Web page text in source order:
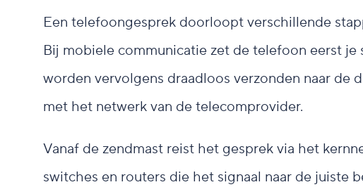
Een telefoongesprek doorloopt verschillende
Bij mobiele communicatie zet de telefoon eerst
worden vervolgens draadloos verzonden naar de
met het netwerk van de telecomprovider.
Vanaf de zendmast reist het gesprek via het
switches en routers die het signaal naar de juiste